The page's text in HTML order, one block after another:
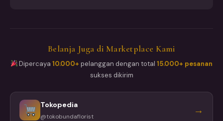
Belanja Juga di Marketplace Kami
Dipercaya10.000+ pelanggan dengan total15.000+ pesanan
sukses dikirim
Tokopedia
@tokobundaflorist →